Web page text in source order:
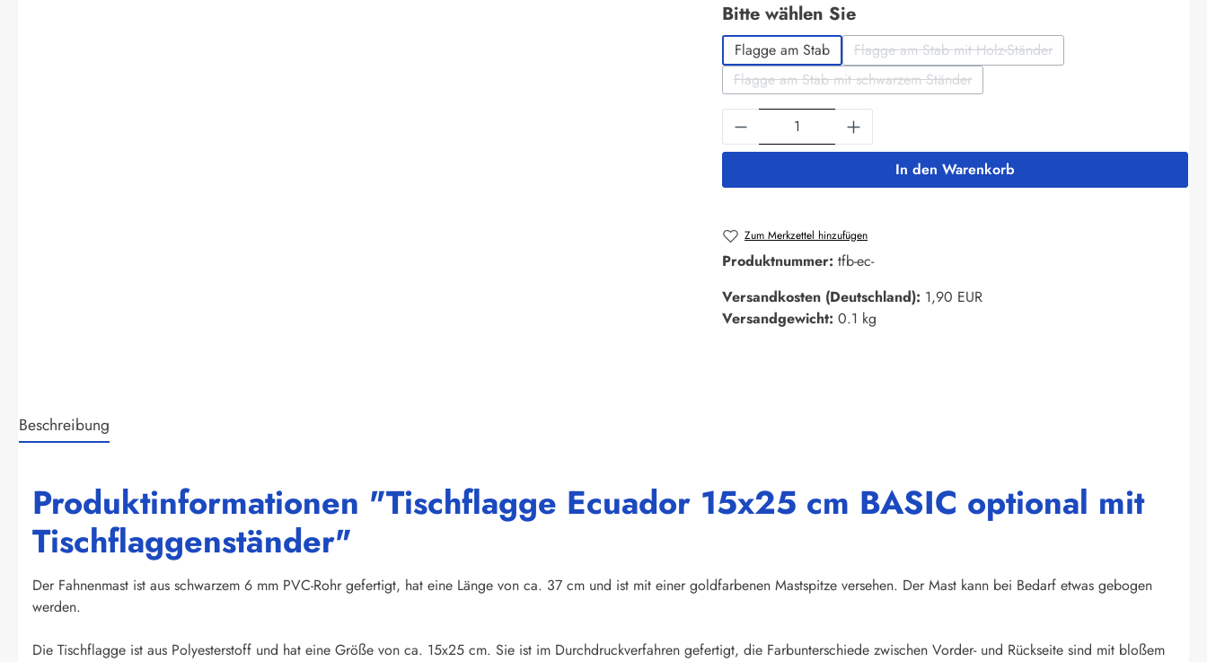
Bitte wählen Sieauswählen
Flagge am Stab Flagge am Stab mit Holz-Ständer
(Diese Option ist zurzeit nicht verfügbar.)
Flagge am Stab mit schwarzem Ständer
(Diese Option ist zurzeit nicht verfügbar.)
Produkt Anzahl: Gib den gewünschten Wert ein
In den Warenkorb
Zum Merkzettel hinzufügen
Produktnummer: tfb-ec-
Versandkosten (Deutschland): 1,90 EUR
Versandgewicht: 0.1 kg
Beschreibung
Produktinformationen "Tischflagge Ecuador 15x25 cm BASIC optional mit
Tischflaggenständer"
Der Fahnenmast ist aus schwarzem 6 mm PVC-Rohr gefertigt, hat eine Länge von ca. 37 cm und ist mit einer goldfarbenen Mastspitze versehen. Der Mast kann bei Bedarf etwas gebogen
werden.
Die Tischflagge ist aus Polyesterstoff und hat eine Größe von ca. 15x25 cm. Sie ist im Durchdruckverfahren gefertigt, die Farbunterschiede zwischen Vorder- und Rückseite sind mit bloßem